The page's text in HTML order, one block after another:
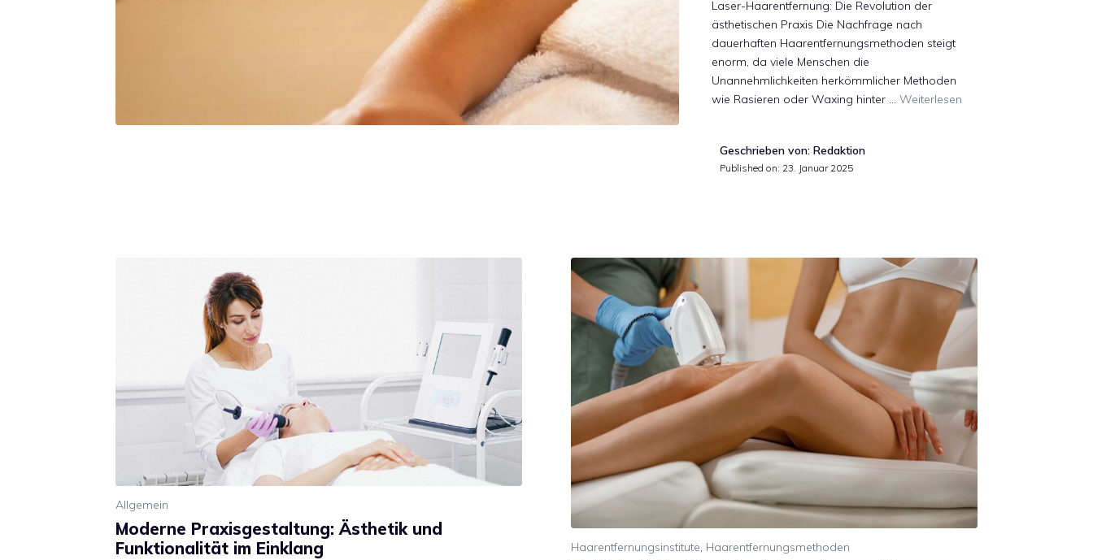
Laser-Haarentfernung: Die Revolution der
ästhetischen Praxis Die Nachfrage nach
dauerhaften Haarentfernungsmethoden steigt
enorm, da viele Menschen die
Unannehmlichkeiten herkömmlicher Methoden
wie Rasieren oder Waxing hinter …Weiterlesen
Geschrieben von: Redaktion
Published on: 23. Januar 2025
Allgemein
Moderne Praxisgestaltung: Ästhetik und
Funktionalität im Einklang
Haarentfernungsinstitute, Haarentfernungsmethoden